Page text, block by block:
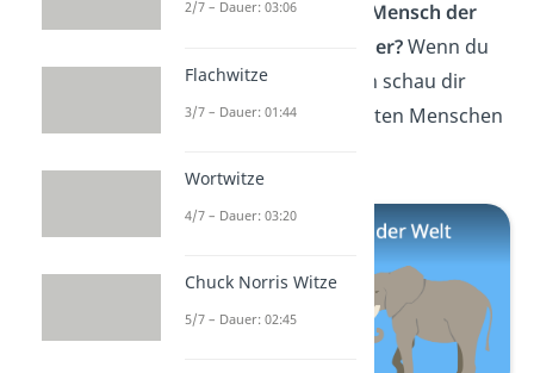
eigentlich der
größte Mensch der
wie groß ist er?Wenn du
das wissen willst, dann schau dir
unserVideozum größten Menschen
2/7 – Dauer: 03:06
Flachwitze
3/7 – Dauer: 01:44
Wortwitze
4/7 – Dauer: 03:20
Chuck Norris Witze
5/7 – Dauer: 02:45